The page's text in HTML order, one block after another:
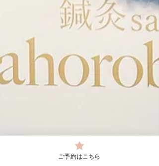
こんにちは 表参道鍼灸サロンmahoroba福田です
美容鍼＋アロマオイルマッサージ 美容鍼でお顔の
筋肉をほぐした後、 アロマオイルで首肩背中お顔
をオイルマッサージして、筋肉の緊張をさらに取
りながら、 老廃物を流して行くメニューになりま
す。 背中の張りが強い方...
ご予約はこちら